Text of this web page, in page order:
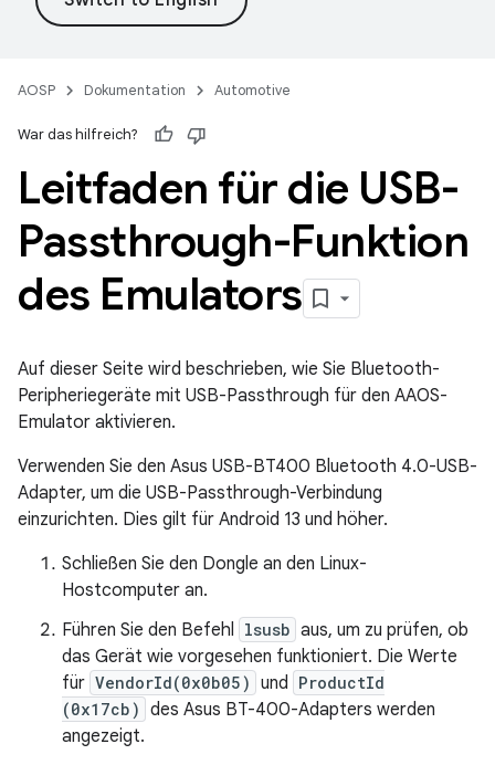
AOSP Dokumentation Automotive
War das hilfreich?
Leitfaden für die USB-
Passthrough-Funktion
des Emulators
Auf dieser Seite wird beschrieben, wie Sie Bluetooth-
Peripheriegeräte mit USB-Passthrough für den AAOS-
Emulator aktivieren.
Verwenden Sie den Asus USB-BT400 Bluetooth 4.0-USB-
Adapter, um die USB-Passthrough-Verbindung
einzurichten. Dies gilt für Android 13 und höher.
Schließen Sie den Dongle an den Linux-
Hostcomputer an.
Führen Sie den Befehl lsusb aus, um zu prüfen, ob
das Gerät wie vorgesehen funktioniert. Die Werte
für VendorId(0x0b05) und ProductId
(0x17cb) des Asus BT-400-Adapters werden
angezeigt.